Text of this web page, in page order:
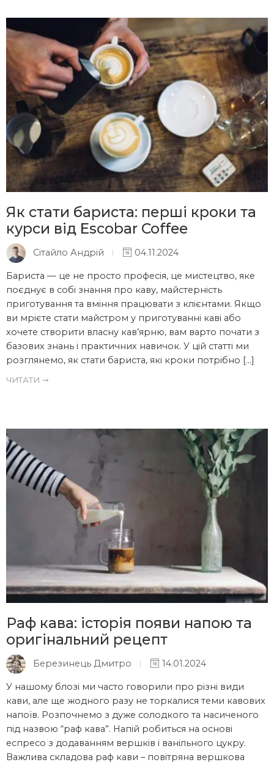
Як стати бариста: перші кроки та
курси від Escobar Coffee
Сітайло Андрій 04.11.2024
Бариста — це не просто професія, це мистецтво, яке
поєднує в собі знання про каву, майстерність
приготування та вміння працювати з клієнтами. Якщо
ви мрієте стати майстром у приготуванні каві або
хочете створити власну кав’ярню, вам варто почати з
базових знань і практичних навичок. У цій статті ми
розглянемо, як стати бариста, які кроки потрібно […]
ЧИТАТИ ➞
Раф кава: історія появи напою та
оригінальний рецепт
Березинець Дмитро 14.01.2024
У нашому блозі ми часто говорили про різні види
кави, але ще жодного разу не торкалися теми кавових
напоїв. Розпочнемо з дуже солодкого та насиченого
під назвою “раф кава”. Напій робиться на основі
еспресо з додаванням вершків і ванільного цукру.
Важлива складова раф кави – повітряна вершкова